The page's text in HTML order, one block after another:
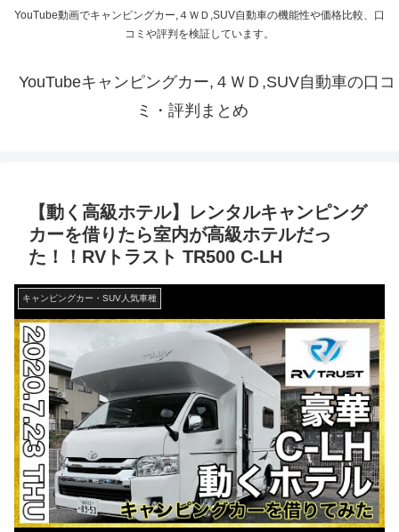
YouTube動画でキャンピングカー,４ＷＤ,SUV自動車の機能性や価格比較、口
コミや評判を検証しています。
YouTubeキャンピングカー,４ＷＤ,SUV自動車の口コ
ミ・評判まとめ
【動く高級ホテル】レンタルキャンピング
カーを借りたら室内が高級ホテルだっ
た！！RVトラスト TR500 C-LH
キャンピングカー・SUV人気車種